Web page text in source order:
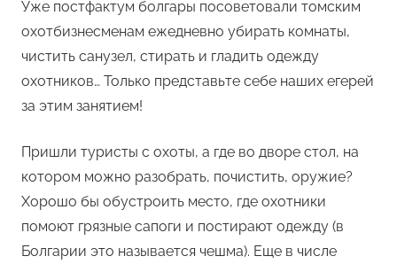
Уже постфактум болгары посоветовали томским
охотбизнесменам ежедневно убирать комнаты,
чистить санузел, стирать и гладить одежду
охотников… Только представьте себе наших егерей
за этим занятием!
Пришли туристы с охоты, а где во дворе стол, на
котором можно разобрать, почистить, оружие?
Хорошо бы обустроить место, где охотники
помоют грязные сапоги и постирают одежду (в
Болгарии это называется чешма). Еще в числе